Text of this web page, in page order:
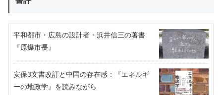
平和都市・広島の設計者・浜井信三の著書
『原爆市長』
安保3文書改訂と中国の存在感：『エネルギ
ーの地政学』を読みながら